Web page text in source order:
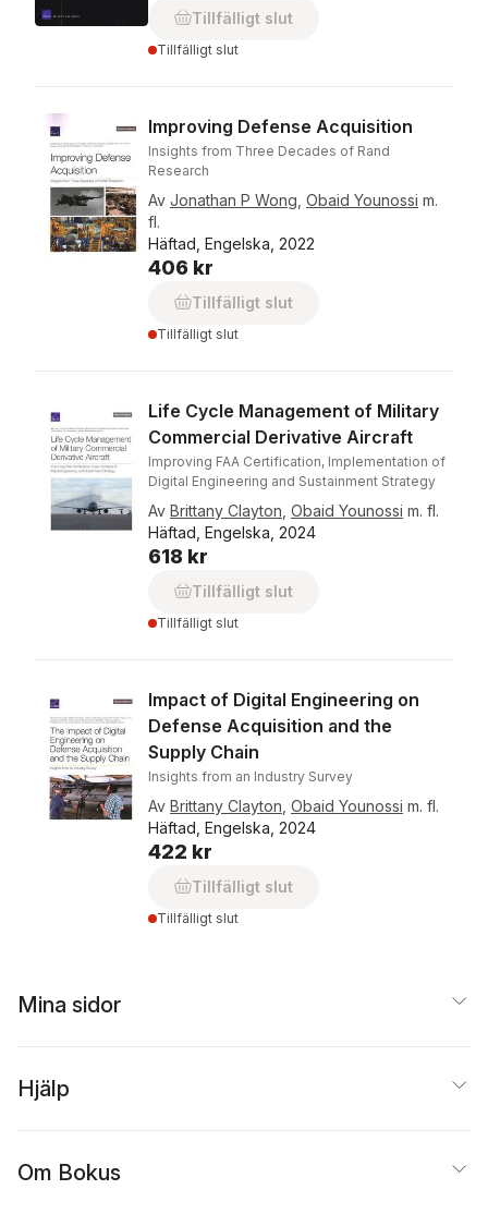
Tillfälligt slut
Tillfälligt slut
Improving Defense Acquisition
Insights from Three Decades of Rand
Research
Av Jonathan P Wong Obaid Younossi m.
fl.
Häftad, Engelska, 2022
406 kr
Tillfälligt slut
Tillfälligt slut
Life Cycle Management of Military
Commercial Derivative Aircraft
Improving FAA Certification, Implementation of
Digital Engineering and Sustainment Strategy
Av Brittany Clayton Obaid Younossi m. fl.
Häftad, Engelska, 2024
618 kr
Tillfälligt slut
Tillfälligt slut
Impact of Digital Engineering on
Defense Acquisition and the
Supply Chain
Insights from an Industry Survey
Av Brittany Clayton Obaid Younossi m. fl.
Häftad, Engelska, 2024
422 kr
Tillfälligt slut
Tillfälligt slut
Mina sidor
Hjälp
Om Bokus